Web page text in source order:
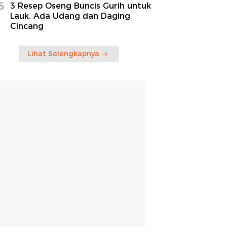
3 Resep Oseng Buncis Gurih untuk
Lauk, Ada Udang dan Daging
Cincang
Lihat Selengkapnya